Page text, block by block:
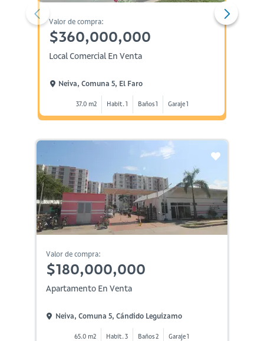
Valor de compra:
$360,000,000
Local Comercial En Venta
Neiva, Comuna 5, El Faro
37.0 m2 Habit. 1 Baños 1 Garaje 1
Valor
Valor de compra:
$180,000,000
Apartamento En Venta
Neiva, Comuna 5, Cándido Leguizamo
65.0 m2 Habit. 3 Baños 2 Garaje 1